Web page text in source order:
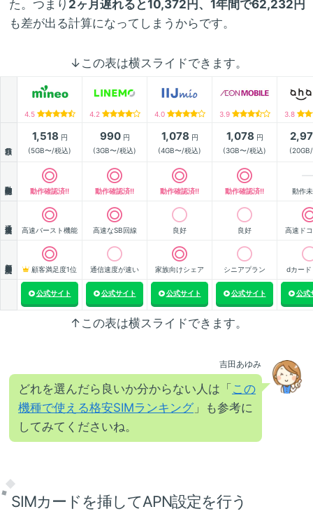
た。つまり 2ヶ月遅れると10,372円、1年間で62,232円
も差が出る計算になってしまうからです。
↓この表は横スライドできます。
4.5 4.2 4.0 3.9 3.8
1,518 円
(5GB〜/税込)
990円
(3GB〜/税込)
1,078 円
(4GB〜/税込)
1,078 円
(3GB〜/税込)
動作確認済!! 動作確認済!! 動作確認済!! 動作確認済!! 動作
高速バースト機能 高速なSB回線 良好 良好 高速ド
顧客満足度1位 通信速度が速い 家族向けシェア シニアプラン dカード
公式サイト 公式サイト 公式サイト 公式サイト 公式
↑この表は横スライドできます。
吉田あゆみ
どれを選んだら良いか分からない人は「 この
機種で使える格安SIMランキング 」も参考に
してみてくださいね。
SIMカードを挿してAPN設定を行う